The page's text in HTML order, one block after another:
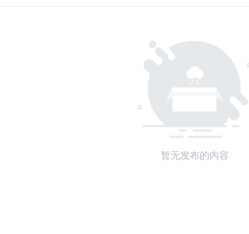
暂无发布的内容